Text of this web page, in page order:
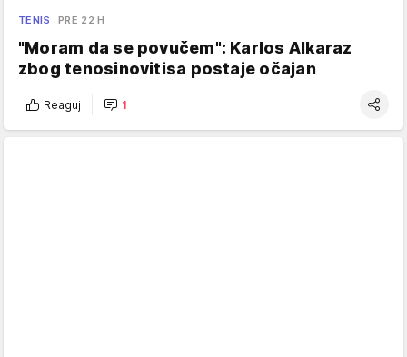
TENIS PRE 22 H
"Moram da se povučem": Karlos Alkaraz
zbog tenosinovitisa postaje očajan
Reaguj 1